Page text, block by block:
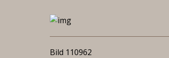
Bild 110962